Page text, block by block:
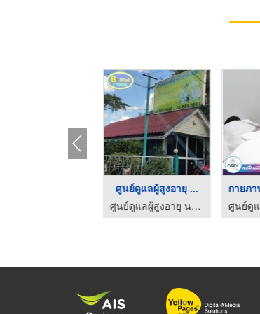
ศูนย์ดูแลผู้สูงอายุ ...
ศูนย์ดูแลผู้สูงอายุ นนทบุรี